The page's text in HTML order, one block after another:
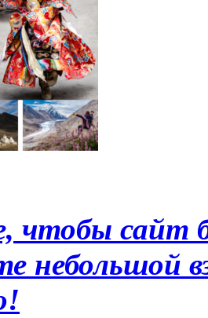
чтобы сайт
небольшой